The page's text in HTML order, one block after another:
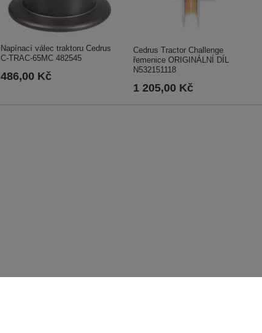
Napínací válec traktoru Cedrus
C-TRAC-65MC 482545
486,00 Kč
Cedrus Tractor Challenge
řemenice ORIGINÁLNÍ DÍL
N532151118
1 205,00 Kč